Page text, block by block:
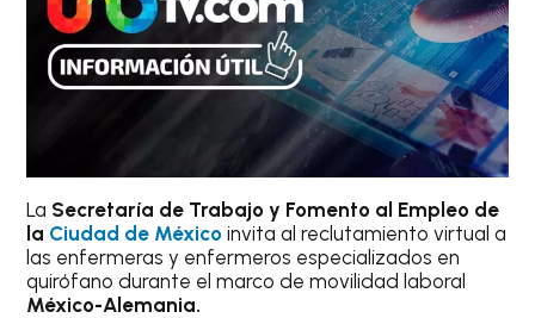
La Secretaría de Trabajo y Fomento al Empleo de
la Ciudad de México invita al reclutamiento virtual a
las enfermeras y enfermeros especializados en
quirófano durante el marco de movilidad laboral
México-Alemania.